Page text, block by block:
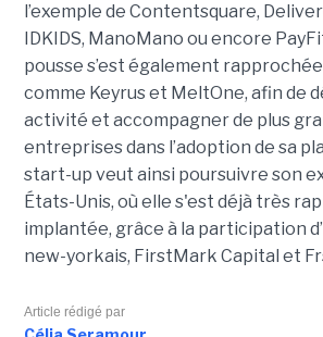
l’exemple de Contentsquare,
IDKIDS, ManoMano ou encore
pousse s’est également
comme Keyrus et MeltOne, afin de
activité et accompagner de plus
entreprises dans l’adoption de sa
start-up veut ainsi poursuivre son
États-Unis, où elle s'est déjà très
implantée, grâce à la participation
new-yorkais, FirstMark Capital et
Article rédigé par